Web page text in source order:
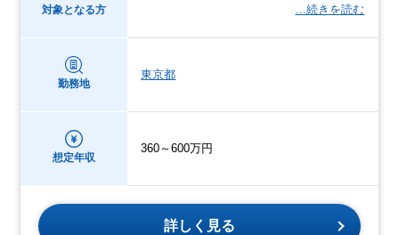
対象となる方
…続きを読む
勤務地
東京都
想定年収
360～600万円
詳しく見る